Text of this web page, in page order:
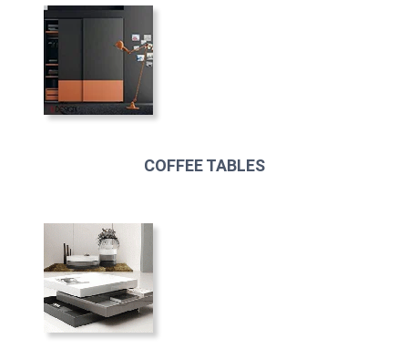
COFFEE TABLES